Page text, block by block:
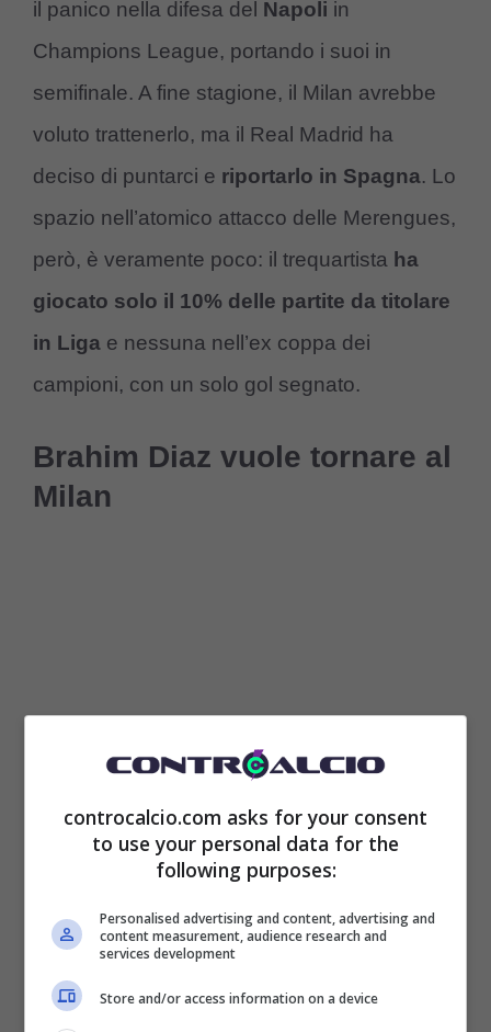
il panico nella difesa del Napoli in
Champions League, portando i suoi in
semifinale. A fine stagione, il Milan avrebbe
voluto trattenerlo, ma il Real Madrid ha
deciso di puntarci e riportarlo in Spagna. Lo
spazio nell’atomico attacco delle Merengues,
però, è veramente poco: il trequartista ha
giocato solo il 10% delle partite da titolare
in Liga e nessuna nell’ex coppa dei
campioni, con un solo gol segnato.
Brahim Diaz vuole tornare al
Milan
Sicuramente il centrocampista offensivo nato
essere contento di quanto è stato impiegato
controcalcio.com asks for your consent
to use your personal data for the
following purposes:
Personalised advertising and content, advertising and
content measurement, audience research and
services development
Store and/or access information on a device